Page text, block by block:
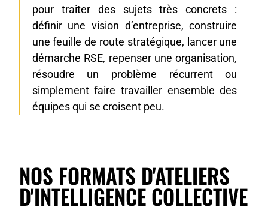
pour traiter des sujets très concrets :
définir une vision d’entreprise, construire
une feuille de route stratégique, lancer une
démarche RSE, repenser une organisation,
résoudre un problème récurrent ou
simplement faire travailler ensemble des
équipes qui se croisent peu.
NOS FORMATS D'ATELIERS
D'INTELLIGENCE COLLECTIVE